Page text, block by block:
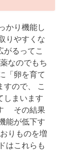
かり機能し
りやすくな
がるってこ
なのでもち
「卵を育て
すので、 こ
しまいます
その結果
能が低下す
りものを増
はこれらも